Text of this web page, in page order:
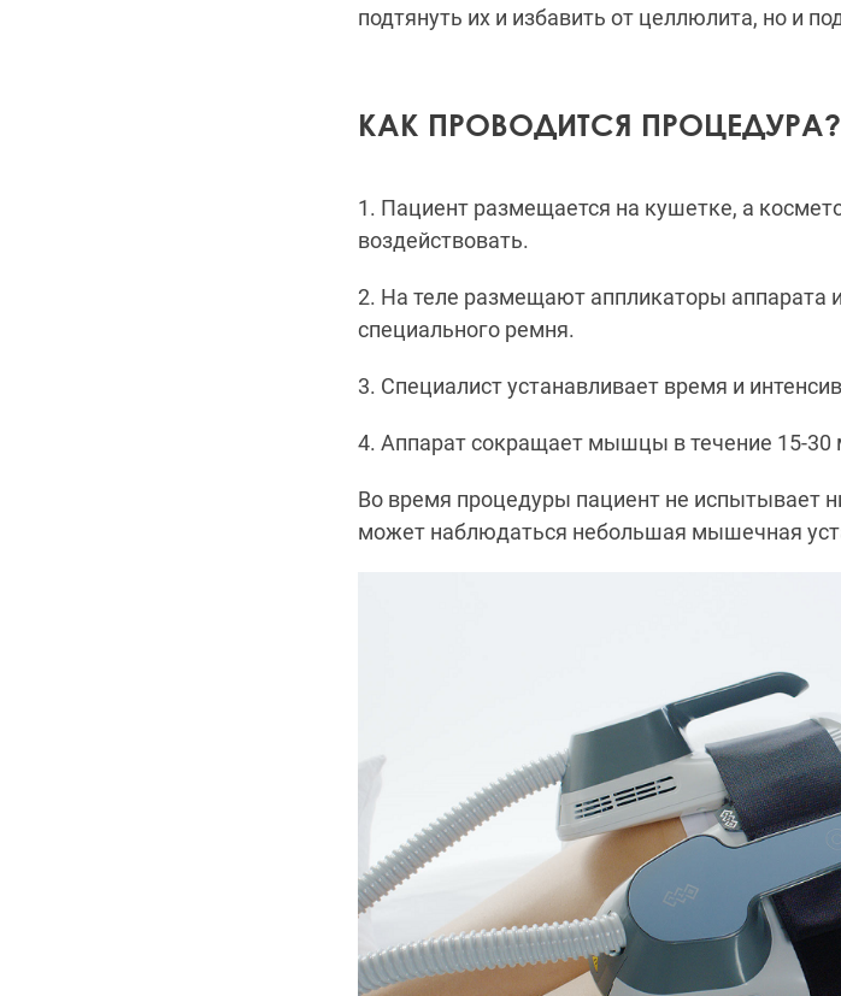
подтянуть их и избавить от целлюлита, но и
КАК ПРОВОДИТСЯ ПРОЦЕДУРА?
1. Пациент размещается на кушетке, а
воздействовать.
2. На теле размещают аппликаторы аппарата
специального ремня.
3. Специалист устанавливает время и
4. Аппарат сокращает мышцы в течение 15-30
Во время процедуры пациент не испытывает
может наблюдаться небольшая мышечная